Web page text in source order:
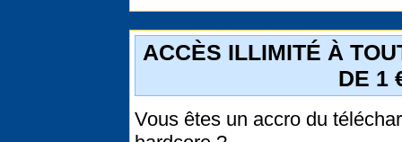
ACCÈS ILLIMITÉ À
DE 1
Vous êtes un accro du